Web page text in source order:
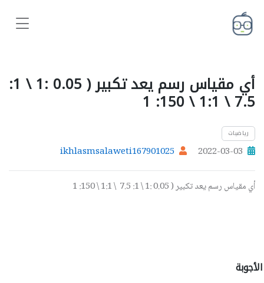
أي مقياس رسم يعد تكبير ( 0.05 :1 \ 1:
7.5 \ 1:1 \ 150: 1
رياضيات
2022-03-03
ikhlasmsalaweti167901025
أي مقياس رسم يعد تكبير ( 0.05 :1 \ 1: 7.5 \ 1:1 \ 150: 1
الأجوبة